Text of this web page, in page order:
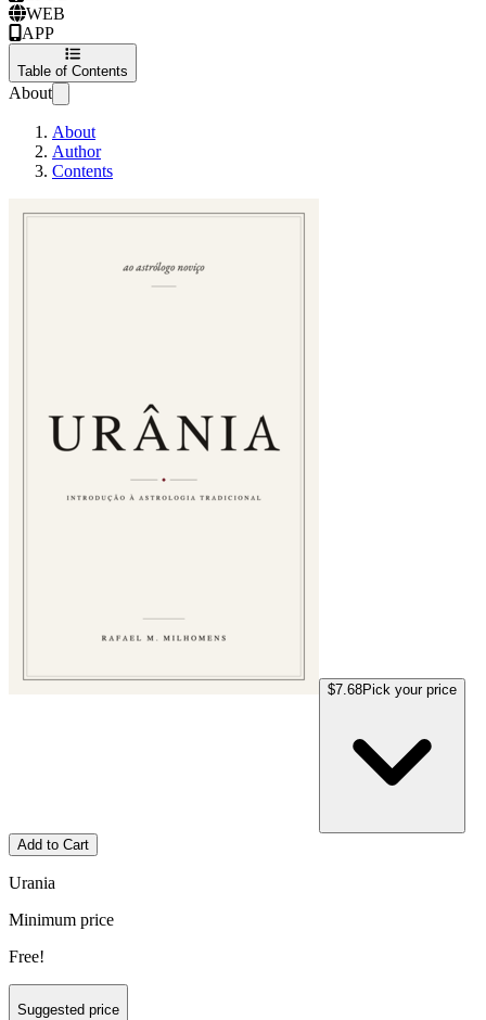
WEB
APP
Table of Contents
About
About
Author
Contents
$7.68Pick your price
Add to Cart
Urania
Minimum price
Free!
Suggested price